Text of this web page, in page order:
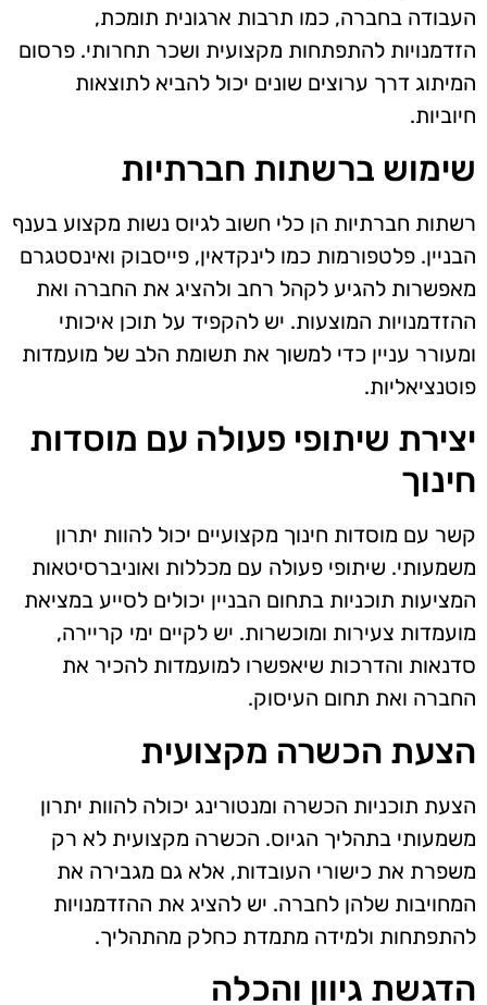
העבודה בחברה, כמו תרבות ארגונית תומכת,
הזדמנויות להתפתחות מקצועית ושכר תחרותי. פרסום
המיתוג דרך ערוצים שונים יכול להביא לתוצאות
חיוביות.
שימוש ברשתות חברתיות
רשתות חברתיות הן כלי חשוב לגיוס נשות מקצוע בענף
הבניין. פלטפורמות כמו לינקדאין, פייסבוק ואינסטגרם
מאפשרות להגיע לקהל רחב ולהציג את החברה ואת
ההזדמנויות המוצעות. יש להקפיד על תוכן איכותי
ומעורר עניין כדי למשוך את תשומת הלב של מועמדות
פוטנציאליות.
יצירת שיתופי פעולה עם מוסדות
חינוך
קשר עם מוסדות חינוך מקצועיים יכול להוות יתרון
משמעותי. שיתופי פעולה עם מכללות ואוניברסיטאות
המציעות תוכניות בתחום הבניין יכולים לסייע במציאת
מועמדות צעירות ומוכשרות. יש לקיים ימי קריירה,
סדנאות והדרכות שיאפשרו למועמדות להכיר את
החברה ואת תחום העיסוק.
הצעת הכשרה מקצועית
הצעת תוכניות הכשרה ומנטורינג יכולה להוות יתרון
משמעותי בתהליך הגיוס. הכשרה מקצועית לא רק
משפרת את כישורי העובדות, אלא גם מגבירה את
המחויבות שלהן לחברה. יש להציג את ההזדמנויות
להתפתחות ולמידה מתמדת כחלק מהתהליך.
הדגשת גיוון והכלה